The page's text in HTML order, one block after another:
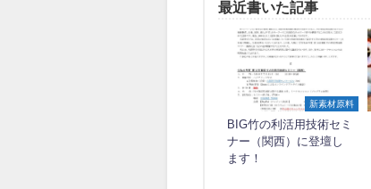
最近書いた記事
新素材原料
BIG竹の利活用技術セミ
ナー（関西）に登壇し
ます！